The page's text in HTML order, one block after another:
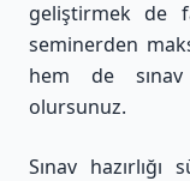
geliştirmek de
seminerden
hem de
olursunuz.
Sınav hazırlığı